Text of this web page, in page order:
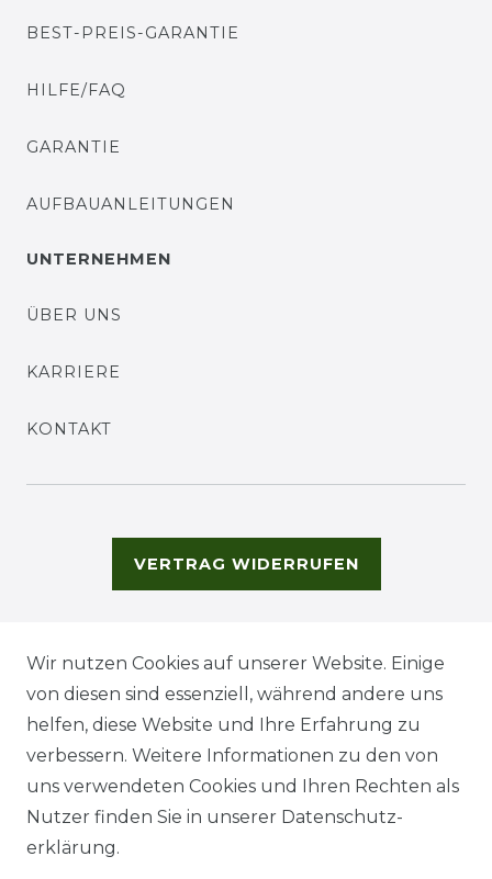
BEST-PREIS-GARANTIE
HILFE/FAQ
GARANTIE
AUFBAUANLEITUNGEN
UNTERNEHMEN
ÜBER UNS
KARRIERE
KONTAKT
VERTRAG WIDERRUFEN
Wir nutzen Cookies auf unserer Website. Einige
von diesen sind essenziell, während andere uns
helfen, diese Website und Ihre Erfahrung zu
verbessern. Weitere Informationen zu den von
uns verwendeten Cookies und Ihren Rechten als
Nutzer finden Sie in unserer Daten­schutz­
erklärung.